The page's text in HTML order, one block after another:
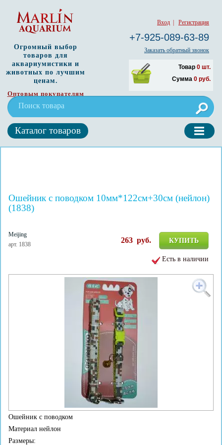
Вход Регистрация
+7-925-089-63-89
Заказать обратный звонок
Товар 0 шт.
Сумма 0 руб.
Огромный выбор
товаров для
аквариумистики и
животных по лучшим
ценам.
Оптовым покупателям
Каталог товаров
Ошейник с поводком 10мм*122см+30см (нейлон)
(1838)
Meijing
арт. 1838
КУПИТЬ
263 руб.
Есть в наличии
Ошейник с поводком
Материал нейлон
Размеры: